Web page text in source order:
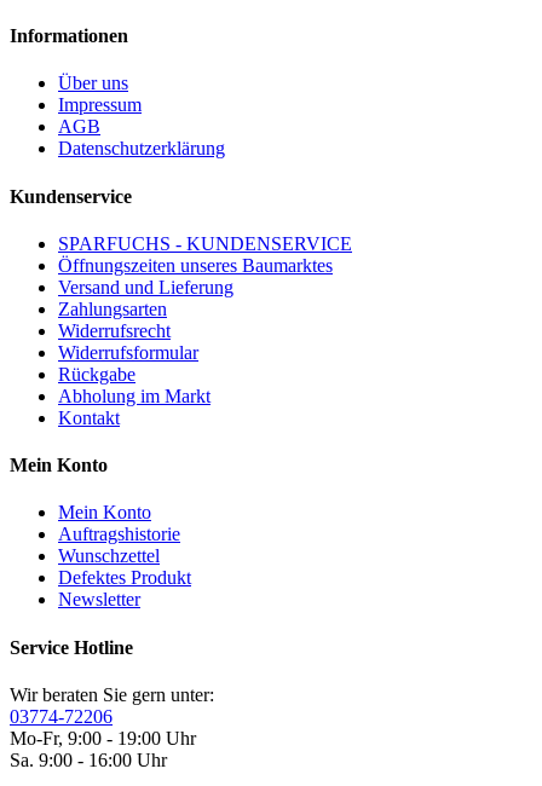
Informationen
Über uns
Impressum
AGB
Datenschutzerklärung
Kundenservice
SPARFUCHS - KUNDENSERVICE
Öffnungszeiten unseres Baumarktes
Versand und Lieferung
Zahlungsarten
Widerrufsrecht
Widerrufsformular
Rückgabe
Abholung im Markt
Kontakt
Mein Konto
Mein Konto
Auftragshistorie
Wunschzettel
Defektes Produkt
Newsletter
Service Hotline
Wir beraten Sie gern unter:
03774-72206
Mo-Fr, 9:00 - 19:00 Uhr
Sa. 9:00 - 16:00 Uhr